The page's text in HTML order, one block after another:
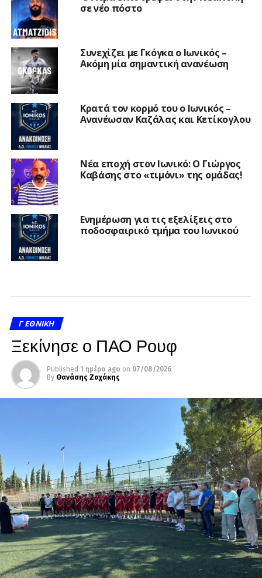
σε νέο πόστο
Συνεχίζει με Γκόγκα ο Ιωνικός –
Ακόμη μία σημαντική ανανέωση
Κρατά τον κορμό του ο Ιωνικός –
Ανανέωσαν Καζάλας και Κετίκογλου
Νέα εποχή στον Ιωνικό: Ο Γιώργος
Καβάσης στο «τιμόνι» της ομάδας!
Ενημέρωση για τις εξελίξεις στο
ποδοσφαιρικό τμήμα του Ιωνικού
Γ ΕΘΝΙΚΉ
Ξεκίνησε ο ΠΑΟ Ρουφ
Published 1 ημέρα ago on 07/08/2026
By Θανάσης Ζαχάκης